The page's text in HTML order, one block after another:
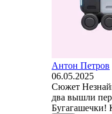
Антон Петров
06.05.2025
Сюжет
два вышли
Бугагашечки!